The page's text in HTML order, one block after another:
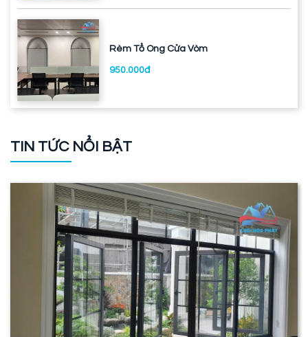
Rèm Tổ Ong Cửa Vòm
950.000đ
TIN TỨC NỔI BẬT